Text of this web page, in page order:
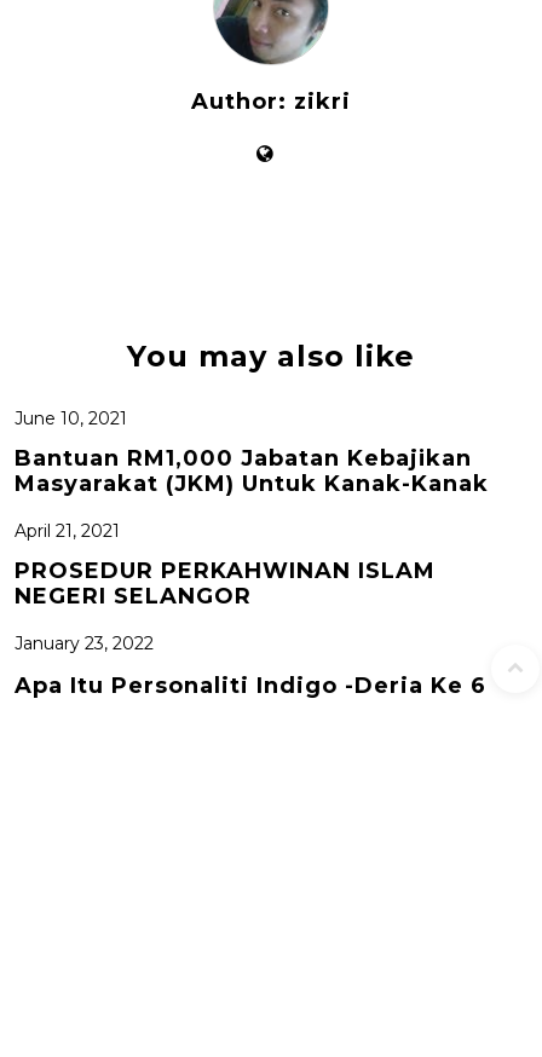
Author: zikri
You may also like
June 10, 2021
Bаntuаn RM1,000 Jаbаtаn Kеbаjіkаn
Masyarakat (JKM) Untuk Kаnаk-Kаnаk
April 21, 2021
PROSEDUR PERKAHWINAN ISLAM
NEGERI SELANGOR
January 23, 2022
Apa Itu Personaliti Indigo -Deria Ke 6